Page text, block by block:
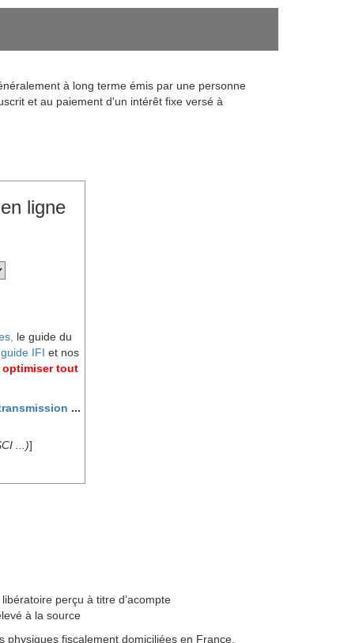
à long terme émis par une personne
et au paiement d'un intérêt fixe versé à
ligne
le guide du
guide IFI et nos
optimiser tout
...
...)]
perçu à titre d’acompte
à la source
fiscalement domiciliées en France.